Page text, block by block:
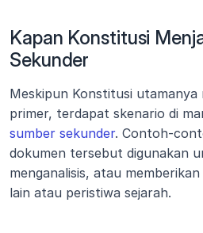
Kapan Konstitusi
Sekunder
Meskipun Konstitusi
sumber sekunder. Contoh-
dokumen tersebut digunakan
menganalisis, atau
lain atau peristiwa sejarah.